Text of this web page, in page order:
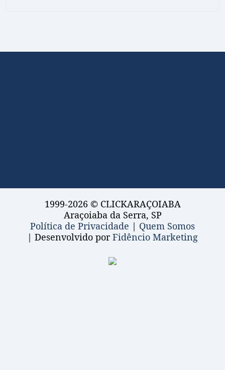
1999-2026 © CLICKARAÇOIABA
Araçoiaba da Serra, SP
Política de Privacidade | Quem Somos
| Desenvolvido porFidêncio Marketing